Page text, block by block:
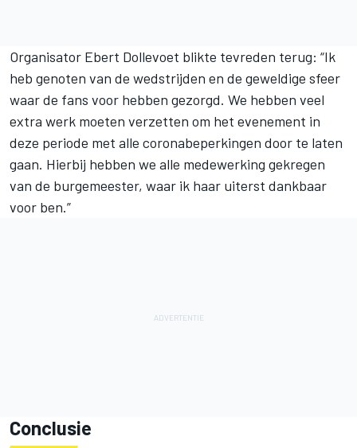
Organisator Ebert Dollevoet blikte tevreden terug: “Ik
heb genoten van de wedstrijden en de geweldige sfeer
waar de fans voor hebben gezorgd. We hebben veel
extra werk moeten verzetten om het evenement in
deze periode met alle coronabeperkingen door te laten
gaan. Hierbij hebben we alle medewerking gekregen
van de burgemeester, waar ik haar uiterst dankbaar
voor ben.”
Conclusie